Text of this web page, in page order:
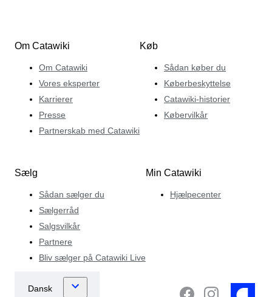
Om Catawiki
Om Catawiki
Vores eksperter
Karrierer
Presse
Partnerskab med Catawiki
Køb
Sådan køber du
Køberbeskyttelse
Catawiki-historier
Købervilkår
Sælg
Sådan sælger du
Sælgerråd
Salgsvilkår
Partnere
Bliv sælger på Catawiki Live
Min Catawiki
Hjælpecenter